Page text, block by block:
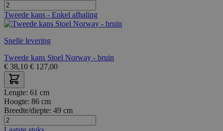
Tweede kans - Enkel afhaling
Snelle levering
Tweede kans Stoel Norway - bruin
€ 38,10 € 127,00
Lengte: 61 cm
Hoogte: 86 cm
Breedte/diepte: 49 cm